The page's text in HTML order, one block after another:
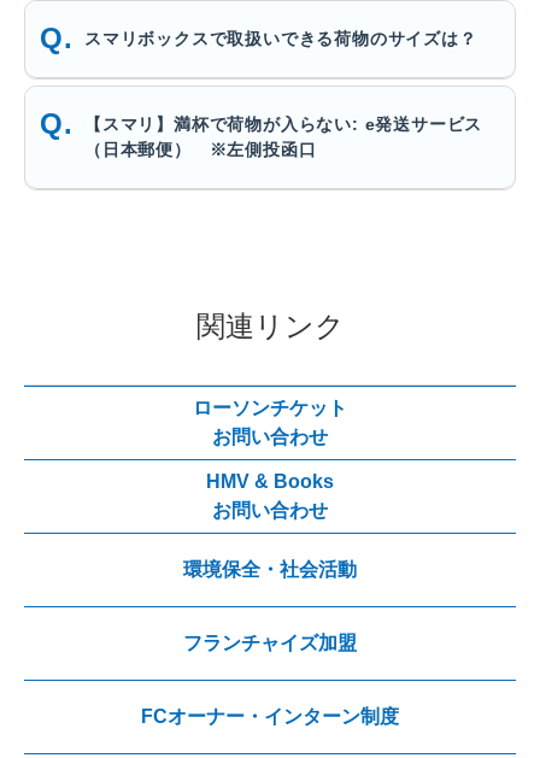
スマリボックスで取扱いできる荷物のサイズは？
【スマリ】満杯で荷物が入らない: e発送サービス
（日本郵便） ※左側投函口
関連リンク
ローソンチケット
お問い合わせ
HMV & Books
お問い合わせ
環境保全・社会活動
フランチャイズ加盟
FCオーナー・インターン制度